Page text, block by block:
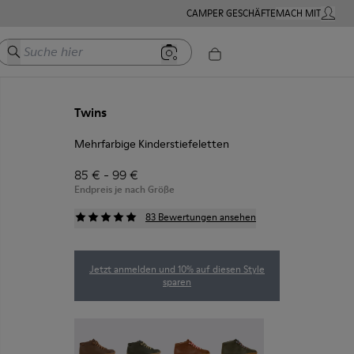
CAMPER GESCHÄFTEMACH MITMEIN
Suche hier
Twins
Mehrfarbige Kinderstiefeletten
85 € - 99 €
Endpreis je nach Größe
83 Bewertungen ansehen
Jetzt anmelden und 10% auf diesen Style
sparen